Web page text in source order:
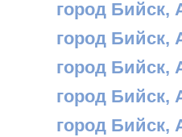
город Бийск,
город Бийск,
город Бийск,
город Бийск,
город Бийск,